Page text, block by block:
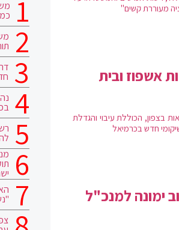
מעוררת קשים"
אשפוז ובית
בצפון, הכוללת עיבוי והגדלת
חדש בכרמיאל
ימונה למנכ"ל